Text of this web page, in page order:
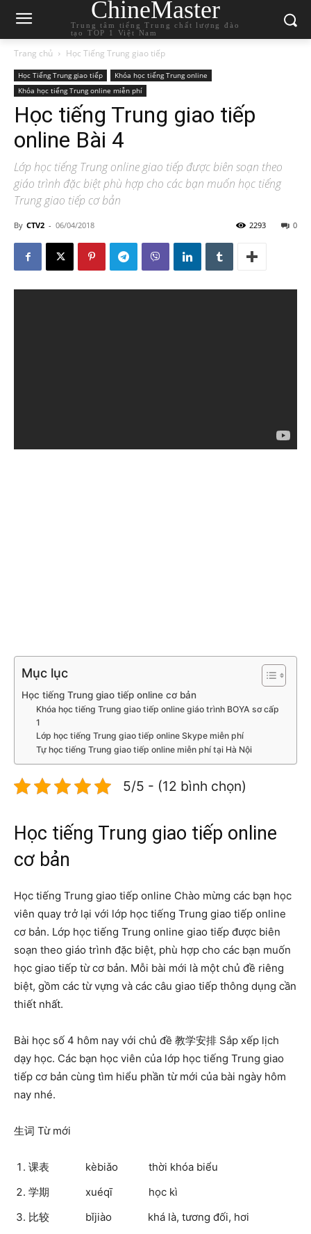
ChineMaster
Trung tâm tiếng Trung chất lượng đào
tạo TOP 1 Việt Nam
Trang chủ Học Tiếng Trung giao tiếp
Học Tiếng Trung giao tiếp
Khóa học tiếng Trung online
Khóa học tiếng Trung online miễn phí
Học tiếng Trung giao tiếp
online Bài 4
Lớp học tiếng Trung online giao tiếp được biên soạn theo
giáo trình đặc biệt phù hợp cho các bạn muốn học tiếng
Trung giao tiếp cơ bản
By CTV2 - 06/04/2018 0
2293
Mục lục
Học tiếng Trung giao tiếp online cơ bản
Khóa học tiếng Trung giao tiếp online giáo trình BOYA sơ cấp
1
Lớp học tiếng Trung giao tiếp online Skype miễn phí
Tự học tiếng Trung giao tiếp online miễn phí tại Hà Nội
5/5 - (12 bình chọn)
Học tiếng Trung giao tiếp online
cơ bản
Học tiếng Trung giao tiếp online Chào mừng các bạn học
viên quay trở lại với lớp học tiếng Trung giao tiếp online
cơ bản. Lớp học tiếng Trung online giao tiếp được biên
soạn theo giáo trình đặc biệt, phù hợp cho các bạn muốn
học giao tiếp từ cơ bản. Mỗi bài mới là một chủ đề riêng
biệt, gồm các từ vựng và các câu giao tiếp thông dụng cần
thiết nhất.
Bài học số 4 hôm nay với chủ đề 教学安排 Sắp xếp lịch
dạy học. Các bạn học viên của lớp học tiếng Trung giao
tiếp cơ bản cùng tìm hiểu phần từ mới của bài ngày hôm
nay nhé.
生词 Từ mới
课表 kèbiǎo thời khóa biểu
学期 xuéqī học kì
比较 bǐjiào khá là, tương đối, hơi